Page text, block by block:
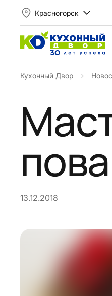
Красногорск
Кухонный Двор
13.12.2018